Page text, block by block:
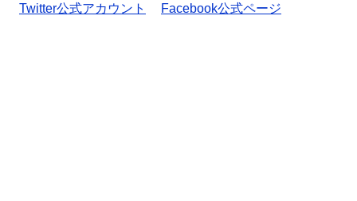
Twitter公式アカウント
Facebook公式ページ